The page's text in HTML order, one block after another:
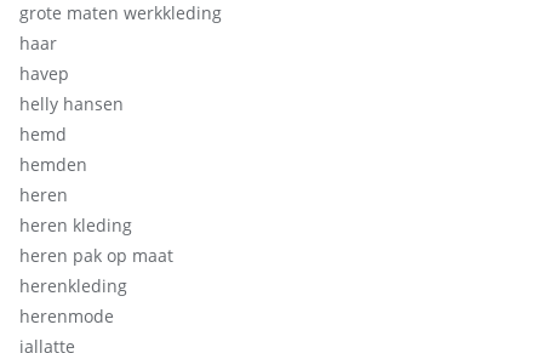
grote maten werkkleding
haar
havep
helly hansen
hemd
hemden
heren
heren kleding
heren pak op maat
herenkleding
herenmode
jallatte